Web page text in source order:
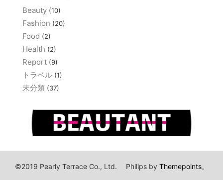
Beauty (10)
Fashion (20)
Food (2)
Health (2)
Report (9)
トラベル (1)
未分類 (37)
©2019 Pearly Terrace Co., Ltd. Philips by Themepoints。